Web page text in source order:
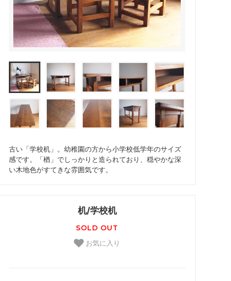
古い「学校机」。幼稚園の方から小学校低学年のサイズ
感です。「楢」でしっかりと造られており、穏やかな深
い木地色がすてきな雰囲気です。
机/学校机
SOLD OUT
お気に入り